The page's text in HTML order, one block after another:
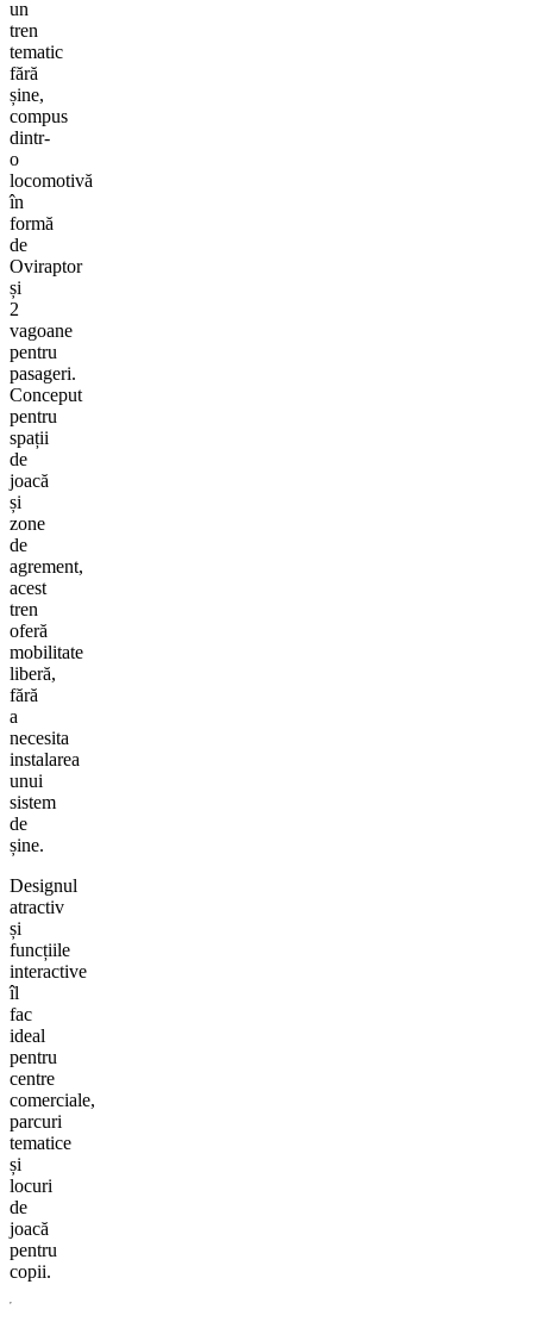
un
tren
tematic
fără
șine,
compus
dintr-
o
locomotivă
în
formă
de
Oviraptor
și
2
vagoane
pentru
pasageri.
Conceput
pentru
spații
de
joacă
și
zone
de
agrement,
acest
tren
oferă
mobilitate
liberă,
fără
a
necesita
instalarea
unui
sistem
de
șine.
Designul
atractiv
și
funcțiile
interactive
îl
fac
ideal
pentru
centre
comerciale,
parcuri
tematice
și
locuri
de
joacă
pentru
copii.